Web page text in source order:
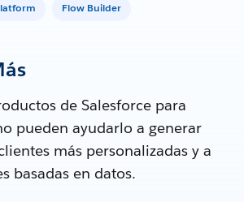
Flow Builder
de Salesforce para
pueden ayudarlo a generar
más personalizadas y a
basadas en datos.